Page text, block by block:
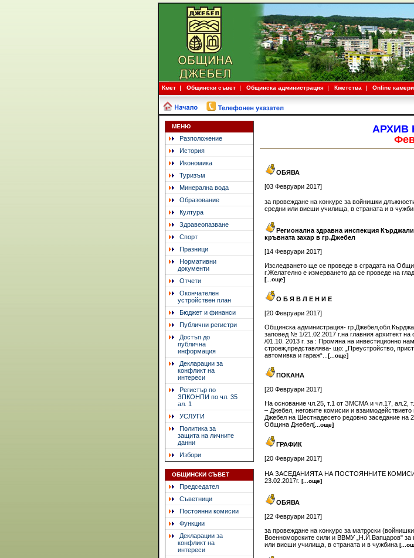
Кмет Общински съвет Общинска администрация Кметства Online камери
МЕНЮ
Разположение
История
Икономика
Туризъм
Минерална вода
Образование
Култура
Здравеопазване
Спорт
Празници
Нормативни
документи
Отчети
Окончателен
устройствен план
Бюджет и финанси
Публични регистри
Достъп до
публична
информация
Декларации за
конфликт на
интереси
Регистър по
ЗПКОНПИ по чл. 35
ал. 1
УСЛУГИ
Политика за
защита на личните
данни
Избори
ОБЩИНСКИ СЪВЕТ
Председател
Съветници
Постоянни комисии
Функции
Декларации за
конфликт на
интереси
АРХИВ
ОБЯВА
[03 Февруари 2017]
за провеждане на конкурс за войнишки
средни или висши училища, в страната и в
Регионална здравна инспекция
кръвната захар в гр.Джебел
[14 Февруари 2017]
Изследването ще се проведе в сградата на
г.Желателно е измерването да се проведе на
[...още]
О Б Я В Л Е Н И Е
[20 Февруари 2017]
Общинска администрация-
заповед № 1/21.02.2017 г.на главния архитект
/01.10. 2013 г. за : Промяна на инвестиционно
строеж,представлява- що: „Преустройство,
автомивка и гараж“... [...още]
ПОКАНА
[20 Февруари 2017]
На основание чл.25, т.1 от ЗМСМА и чл.17, ал.2,
– Джебел, неговите комисии и
Джебел на Шестнадесето редовно заседание на
Община Джебел[...още]
ГРАФИК
[20 Февруари 2017]
НА ЗАСЕДАНИЯТА НА ПОСТОЯННИТЕ
23.02.2017г. [...още]
ОБЯВА
[22 Февруари 2017]
за провеждане на конкурс за матроски
Военноморските сили и ВВМУ „Н.Й.Вапцаров" за
или висши училища, в страната и в чужбина